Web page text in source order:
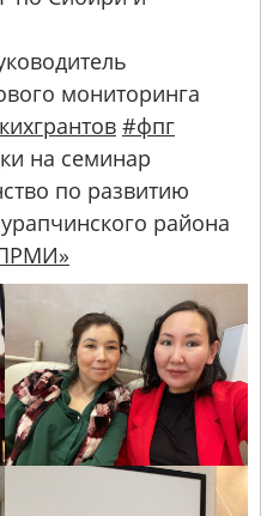
мониторинга
#фпг
на семинар
по развитию
района